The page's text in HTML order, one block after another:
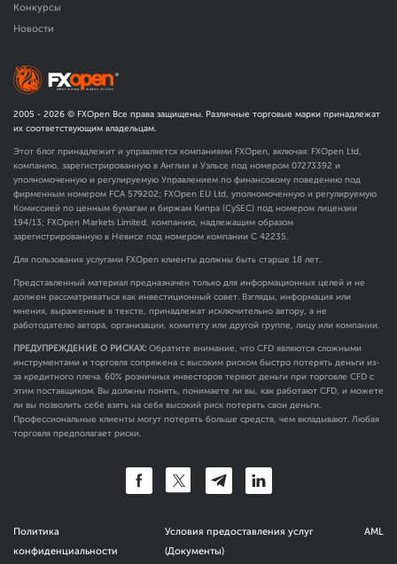
Конкурсы
Новости
2005 - 2026 © FXOpen Все права защищены. Различные торговые марки принадлежат
их соответствующим владельцам.
Этот блог принадлежит и управляется компаниями FXOpen, включая: FXOpen Ltd,
компанию, зарегистрированную в Англии и Уэльсе под номером 07273392 и
уполномоченную и регулируемую Управлением по финансовому поведению под
фирменным номером FCA 579202; FXOpen EU Ltd, уполномоченную и регулируемую
Комиссией по ценным бумагам и биржам Кипра (CySEC) под номером лицензии
194/13; FXOpen Markets Limited, компанию, надлежащим образом
зарегистрированную в Невисе под номером компании C 42235.
Для пользования услугами FXOpen клиенты должны быть старше 18 лет.
Представленный материал предназначен только для информационных целей и не
должен рассматриваться как инвестиционный совет. Взгляды, информация или
мнения, выраженные в тексте, принадлежат исключительно автору, а не
работодателю автора, организации, комитету или другой группе, лицу или компании.
ПРЕДУПРЕЖДЕНИЕ О РИСКАХ: Обратите внимание, что CFD являются сложными
инструментами и торговля сопряжена с высоким риском быстро потерять деньги из-
за кредитного плеча. 60% розничных инвесторов теряют деньги при торговле CFD с
этим поставщиком. Вы должны понять, понимаете ли вы, как работают CFD, и можете
ли вы позволить себе взять на себя высокий риск потерять свои деньги.
Профессиональные клиенты могут потерять больше средств, чем вкладывают. Любая
торговля предполагает риски.
Политика
конфиденциальности
Условия предоставления услуг
(Документы)
AML